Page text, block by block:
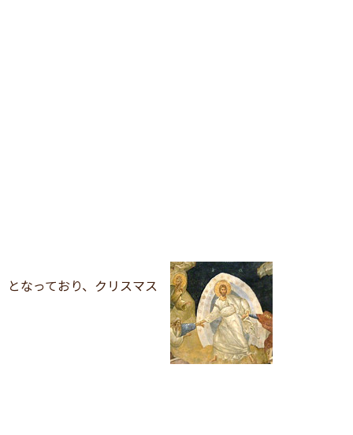
なっており、クリスマス